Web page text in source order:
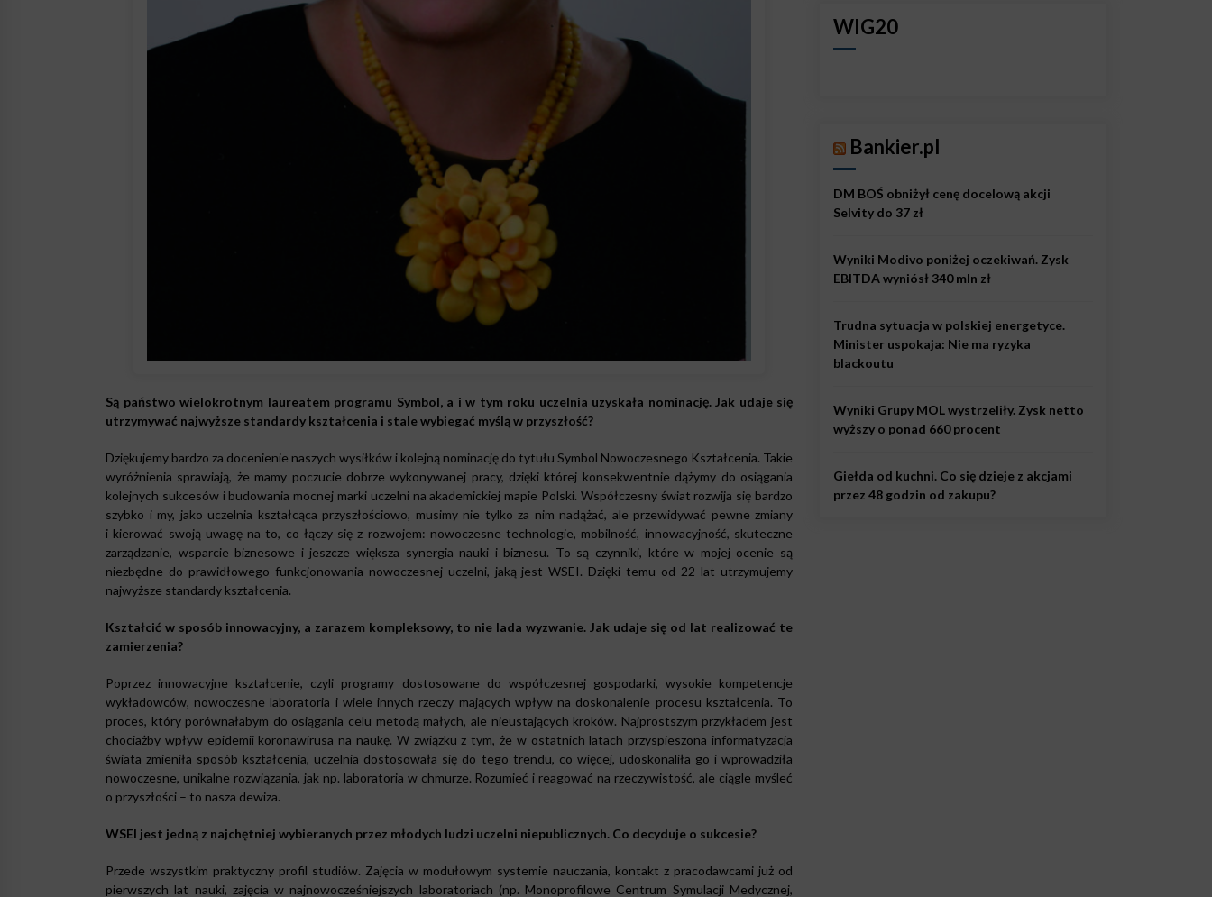
Są państwo wielokrotnym laureatem programu Symbol, a i w tym roku uczelnia uzyskała nominację. Jak udaje się
utrzymywać najwyższe standardy kształcenia i stale wybiegać myślą w przyszłość?
Dziękujemy bardzo za docenienie naszych wysiłków i kolejną nominację do tytułu Symbol Nowoczesnego Kształcenia. Takie
wyróżnienia sprawiają, że mamy poczucie dobrze wykonywanej pracy, dzięki której konsekwentnie dążymy do osiągania
kolejnych sukcesów i budowania mocnej marki uczelni na akademickiej mapie Polski. Współczesny świat rozwija się bardzo
szybko i my, jako uczelnia kształcąca przyszłościowo, musimy nie tylko za nim nadążać, ale przewidywać pewne zmiany
i kierować swoją uwagę na to, co łączy się z rozwojem: nowoczesne technologie, mobilność, innowacyjność, skuteczne
zarządzanie, wsparcie biznesowe i jeszcze większa synergia nauki i biznesu. To są czynniki, które w mojej ocenie są
niezbędne do prawidłowego funkcjonowania nowoczesnej uczelni, jaką jest WSEI. Dzięki temu od 22 lat utrzymujemy
najwyższe standardy kształcenia.
Kształcić w sposób innowacyjny, a zarazem kompleksowy, to nie lada wyzwanie. Jak udaje się od lat realizować te
zamierzenia?
Poprzez innowacyjne kształcenie, czyli programy dostosowane do współczesnej gospodarki, wysokie kompetencje
wykładowców, nowoczesne laboratoria i wiele innych rzeczy mających wpływ na doskonalenie procesu kształcenia. To
proces, który porównałabym do osiągania celu metodą małych, ale nieustających kroków. Najprostszym przykładem jest
chociażby wpływ epidemii koronawirusa na naukę. W związku z tym, że w ostatnich latach przyspieszona informatyzacja
świata zmieniła sposób kształcenia, uczelnia dostosowała się do tego trendu, co więcej, udoskonaliła go i wprowadziła
nowoczesne, unikalne rozwiązania, jak np. laboratoria w chmurze. Rozumieć i reagować na rzeczywistość, ale ciągle myśleć
o przyszłości – to nasza dewiza.
WSEI jest jedną z najchętniej wybieranych przez młodych ludzi uczelni niepublicznych. Co decyduje o sukcesie?
Przede wszystkim praktyczny profil studiów. Zajęcia w modułowym systemie nauczania, kontakt z pracodawcami już od
pierwszych lat nauki, zajęcia w najnowocześniejszych laboratoriach (np. Monoprofilowe Centrum Symulacji Medycznej,
WIG20
Bankier.pl
DM BOŚ obniżył cenę docelową akcji
Selvity do 37 zł
Wyniki Modivo poniżej oczekiwań. Zysk
EBITDA wyniósł 340 mln zł
Trudna sytuacja w polskiej energetyce.
Minister uspokaja: Nie ma ryzyka
blackoutu
Wyniki Grupy MOL wystrzeliły. Zysk netto
wyższy o ponad 660 procent
Giełda od kuchni. Co się dzieje z akcjami
przez 48 godzin od zakupu?